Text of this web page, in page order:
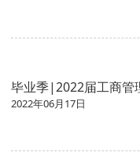
毕业季|2022届工商管
2022年06月17日